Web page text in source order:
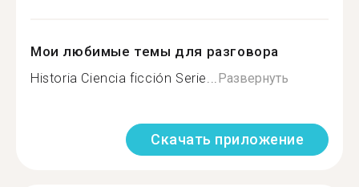
Мои любимые темы для разговора
Historia Ciencia ficción Serie...Развернуть
Скачать приложение